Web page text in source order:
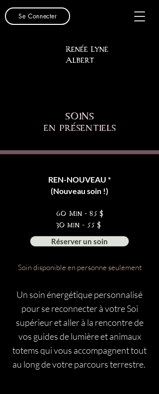
Se Connecter
Renée Lyne
Albert
soins
en présentiels
REN-NOUVEAU *
(Nouveau soin !)
60 Min - 85 $
30 min - 55 $
Réserver un soin
Soin disponible en personne seulement
Un soin énergétique personnalisé
pour se reconnecter à votre Soi
supérieur et aller à la rencontre de
vos guides de lumière et animaux
totems qui vous accompagnent tout
au long de votre parcours terrestre.